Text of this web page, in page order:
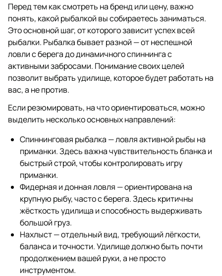
Перед тем как смотреть на бренд или цену, важно
понять, какой рыбалкой вы собираетесь заниматься.
Это основной шаг, от которого зависит успех всей
рыбалки. Рыбалка бывает разной — от неспешной
ловли с берега до динамичного спиннинга с
активными забросами. Понимание своих целей
позволит выбрать удилище, которое будет работать на
вас, а не против.
Если резюмировать, на что ориентироваться, можно
выделить несколько основных направлений:
Спиннинговая рыбалка — ловля активной рыбы на
приманки. Здесь важна чувствительность бланка и
быстрый строй, чтобы контролировать игру
приманки.
Фидерная и донная ловля — ориентирована на
крупную рыбу, часто с берега. Здесь критичны
жёсткость удилища и способность выдерживать
большой груз.
Нахлыст — отдельный вид, требующий лёгкости,
баланса и точности. Удилище должно быть почти
продолжением вашей руки, а не просто
инструментом.